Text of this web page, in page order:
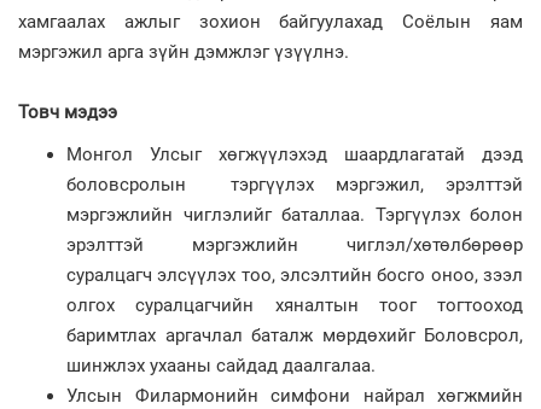
хамгаалах ажлыг зохион байгуулахад Соёлын яам
мэргэжил арга зүйн дэмжлэг үзүүлнэ.
Товч мэдээ
Монгол Улсыг хөгжүүлэхэд шаардлагатай дээд
боловсролын тэргүүлэх мэргэжил, эрэлттэй
мэргэжлийн чиглэлийг баталлаа. Тэргүүлэх болон
эрэлттэй мэргэжлийн чиглэл/хөтөлбөрөөр
суралцагч элсүүлэх тоо, элсэлтийн босго оноо, зээл
олгох суралцагчийн хяналтын тоог тогтооход
баримтлах аргачлал баталж мөрдөхийг Боловсрол,
шинжлэх ухааны сайдад даалгалаа.
Улсын Филармонийн симфони найрал хөгжмийн